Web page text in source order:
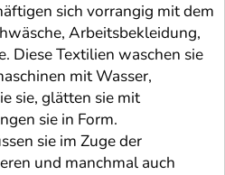
sich vorrangig mit dem
Arbeitsbekleidung,
Diese Textilien waschen sie
mit Wasser,
sie, glätten sie mit
sie in Form.
sie im Zuge der
und manchmal auch